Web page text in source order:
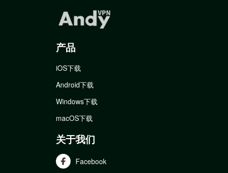
产品
iOS下载
Android下载
Windows下载
macOS下载
关于我们
Facebook